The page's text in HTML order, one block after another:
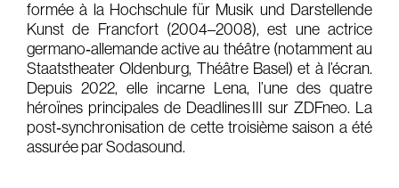
Gears & Instruments
Music
Recording
Mixing
formée à la Hochschule für Musik und Darstellende
Kunst de Francfort (2004–2008), est une actrice
germano‑allemande active au théâtre (notamment au
Staatstheater Oldenburg, Théâtre Basel) et à l’écran.
Depuis 2022, elle incarne Lena, l’une des quatre
héroïnes principales de Deadlines III sur ZDFneo. La
post‑synchronisation de cette troisième saison a été
assurée par Sodasound.